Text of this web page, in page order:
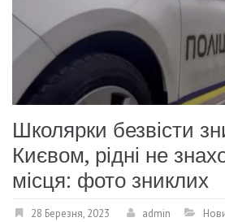
Школярки безвісти
Києвом, рідні не
місця: фото зниклих
28 Березня, 2023 admin